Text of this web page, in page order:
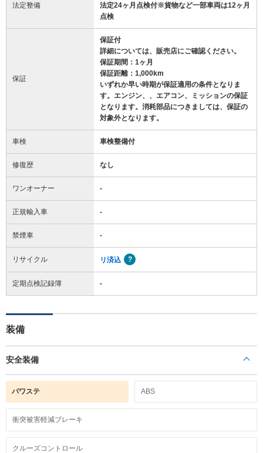
法定整備
法定24ヶ月点検付※貨物など一部車両は12ヶ月
点検
保証
保証付
詳細については、販売店にご確認ください。
保証期間：1ヶ月
保証距離：1,000km
いずれか早い時期が保証適用の条件となりま
す。エンジン、、エアコン、ミッションの保証
となります。消耗部品につきましては、保証の
対象外となります。
車検 車検整備付
修復歴 なし
ワンオーナー -
正規輸入車 -
禁煙車 -
リサイクル リ済込
定期点検記録簿 -
装備
安全装備
パワステ ABS
衝突被害軽減ブレーキ
クルーズコントロール